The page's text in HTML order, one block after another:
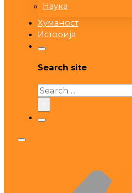
Наука
Хуманост
Историја
Search site
Search